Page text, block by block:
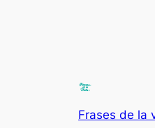
Frases de la